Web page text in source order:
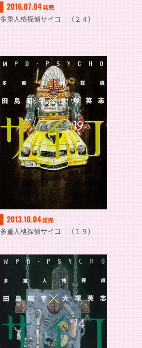
2016.07.04発売
多重人格探偵サイコ （２４）
2013.10.04発売
多重人格探偵サイコ （１９）